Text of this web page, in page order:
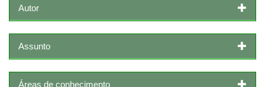
Autor
Assunto
Áreas de conhecimento